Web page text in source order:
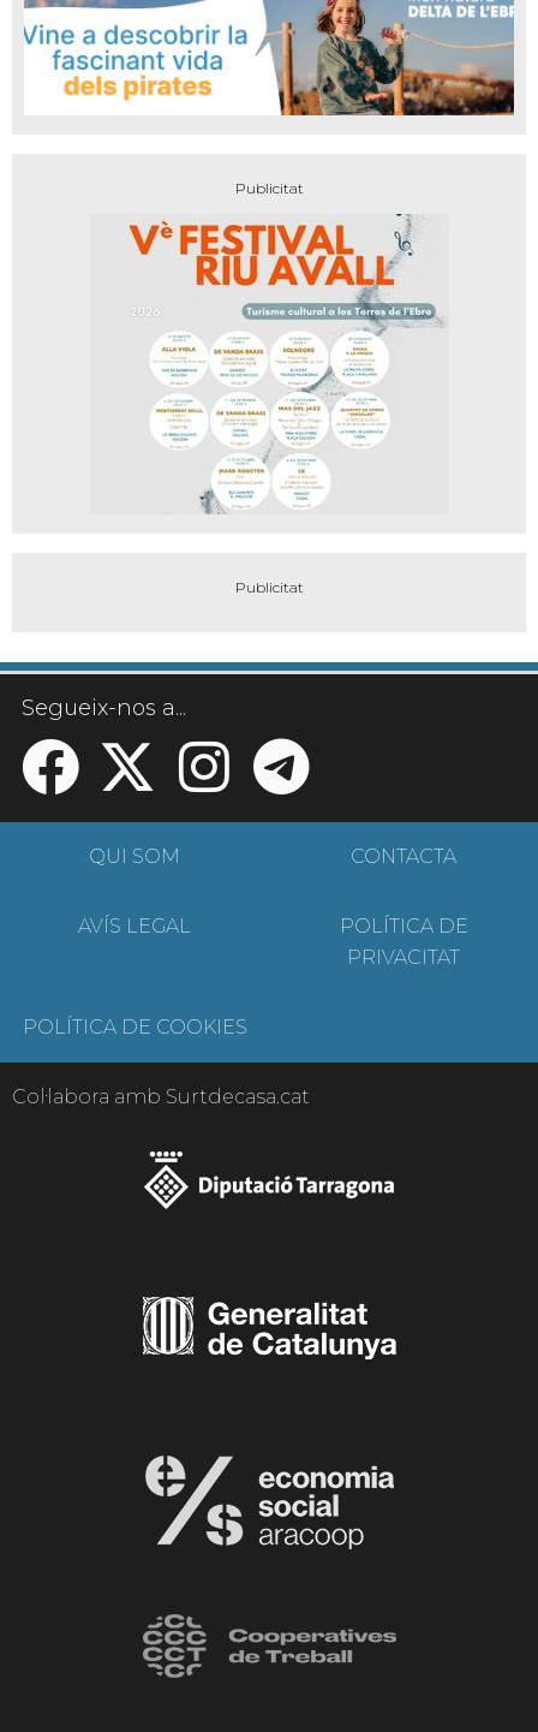
Segueix-nos a...
QUI SOM CONTACTA
AVÍS LEGAL
POLÍTICA DE
PRIVACITAT
POLÍTICA DE COOKIES
Col·labora amb Surtdecasa.cat